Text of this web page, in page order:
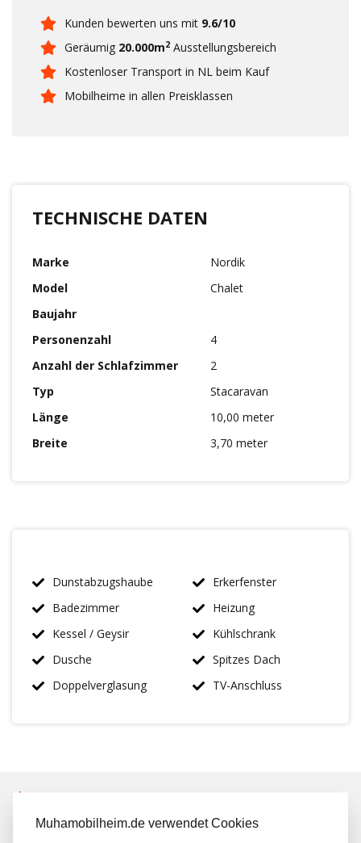
Kunden bewerten uns mit 9.6/10
Geräumig 20.000m2 Ausstellungsbereich
Kostenloser Transport in NL beim Kauf
Mobilheime in allen Preisklassen
TECHNISCHE DATEN
Marke
Nordik
Model
Chalet
Baujahr
Personenzahl
4
Anzahl der Schlafzimmer
2
Typ
Stacaravan
Länge
10,00 meter
Breite
3,70 meter
Dunstabzugshaube
Badezimmer
Kessel / Geysir
Dusche
Doppelverglasung
Erkerfenster
Heizung
Kühlschrank
Spitzes Dach
TV-Anschluss
KOSTENLOSER TRANSPORT IN NL BEIM KAUF
Muhamobilheim.de verwendet Cookies